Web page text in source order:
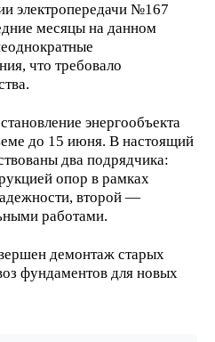
электропередачи №167
месяцы на данном
что требовало
энергообъекта
до 15 июня. В настоящий
два подрядчика:
опор в рамках
второй —
работами.
демонтаж старых
фундаментов для новых